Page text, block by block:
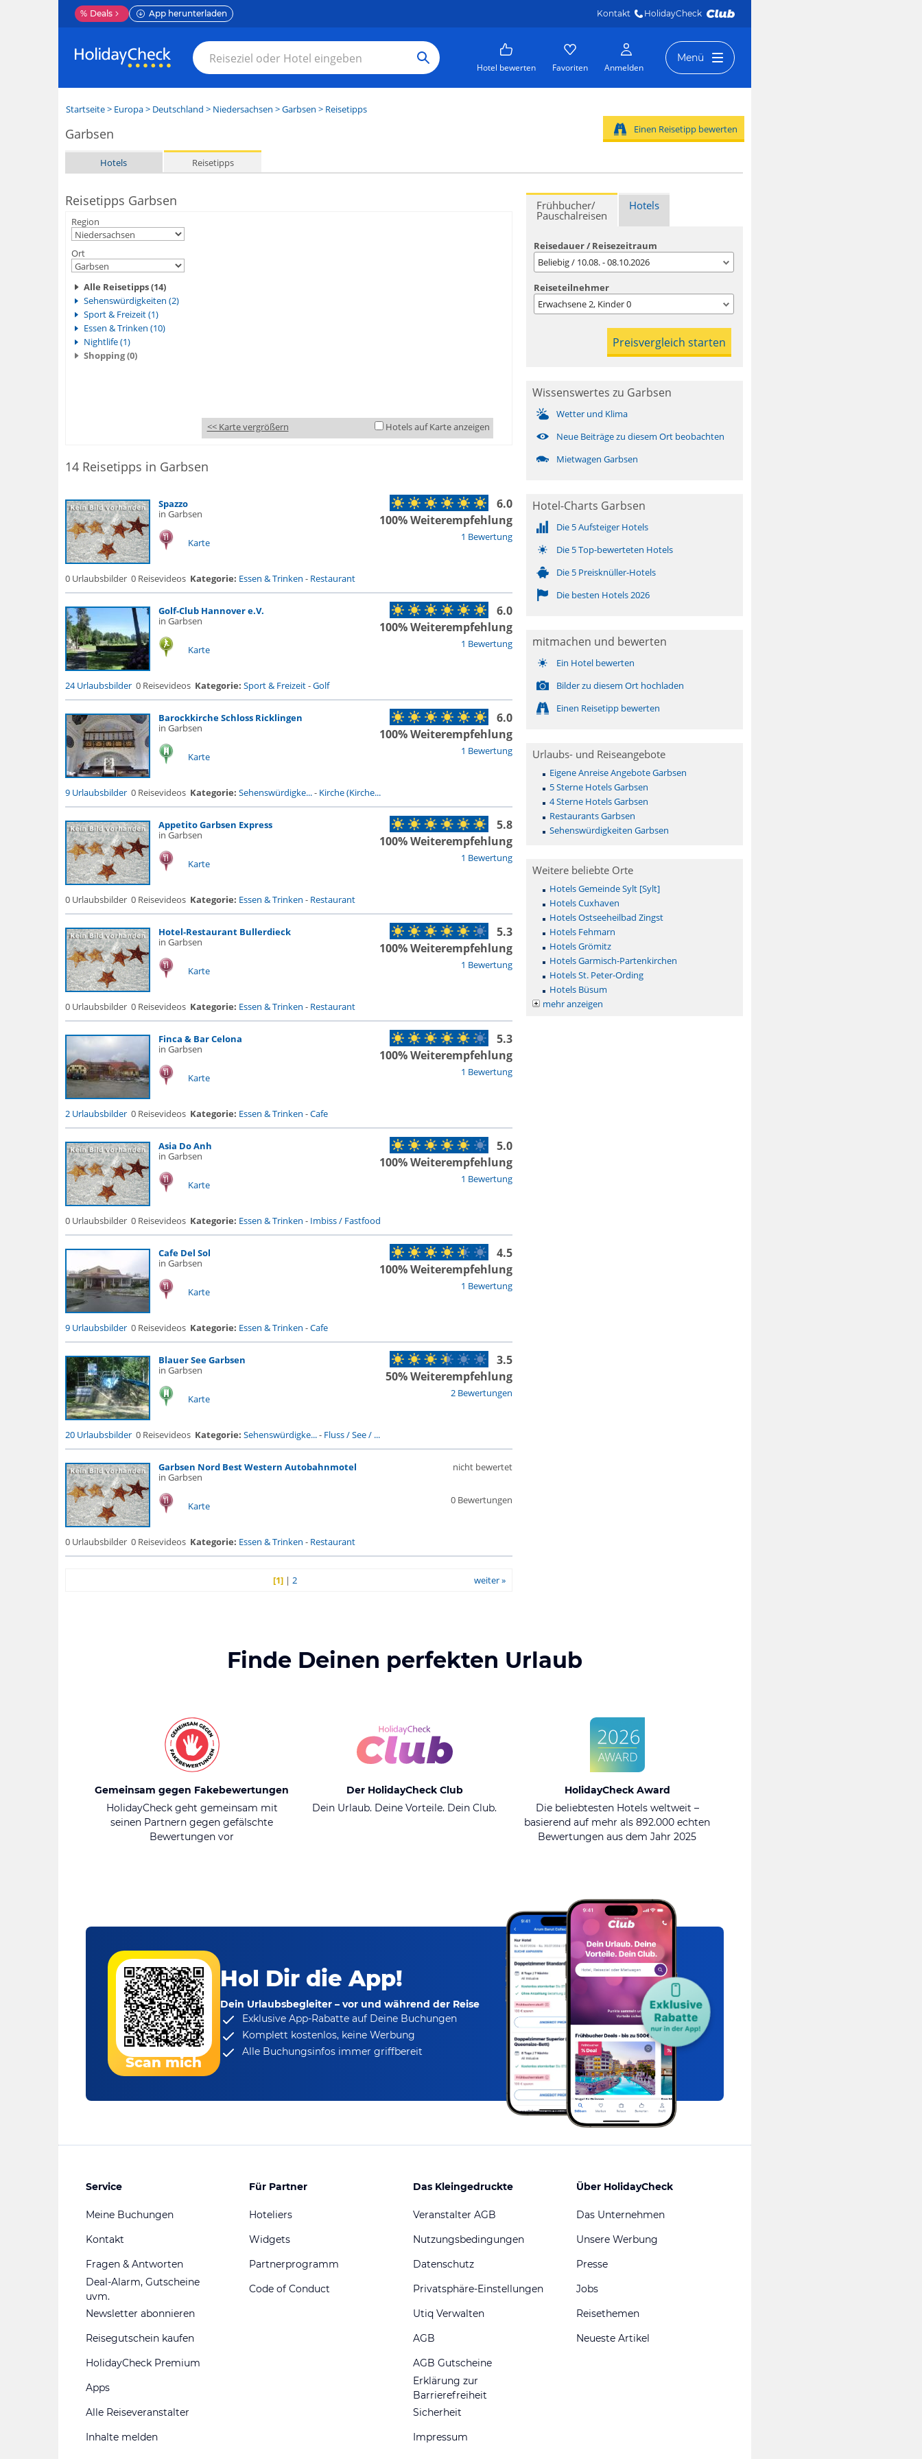
% Deals App herunterladen Kontakt HolidayCheck
Hotel bewerten Favoriten Anmelden
Menü
Startseite> Europa> Deutschland > Niedersachsen >Garbsen > Reisetipps
Garbsen
Hotels Reisetipps
Einen Reisetipp bewerten
Reisetipps Garbsen
Region
Ort
Alle Reisetipps (14)
Sehenswürdigkeiten (2)
Sport & Freizeit (1)
Essen & Trinken (10)
Nightlife (1)
Shopping (0)
<< Karte vergrößern Hotels auf Karte anzeigen
14 Reisetipps in Garbsen
Spazzo
in Garbsen
Karte 1 Bewertung
6.0
100% Weiterempfehlung
0 Urlaubsbilder 0 Reisevideos Kategorie: Essen & Trinken - Restaurant
Golf-Club Hannover e.V.
in Garbsen
Karte 1 Bewertung
6.0
100% Weiterempfehlung
24 Urlaubsbilder 0 Reisevideos Kategorie: Sport & Freizeit-Golf
Barockkirche Schloss Ricklingen
in Garbsen
Karte 1 Bewertung
6.0
100% Weiterempfehlung
9 Urlaubsbilder 0 Reisevideos Kategorie: Sehenswürdigke...- Kirche (Kirche...
Appetito Garbsen Express
in Garbsen
Karte 1 Bewertung
5.8
100% Weiterempfehlung
0 Urlaubsbilder 0 Reisevideos Kategorie: Essen & Trinken - Restaurant
Hotel-Restaurant Bullerdieck
in Garbsen
Karte 1 Bewertung
5.3
100% Weiterempfehlung
0 Urlaubsbilder 0 Reisevideos Kategorie: Essen & Trinken - Restaurant
Finca & Bar Celona
in Garbsen
Karte 1 Bewertung
5.3
100% Weiterempfehlung
2 Urlaubsbilder 0 Reisevideos Kategorie: Essen & Trinken -Cafe
Asia Do Anh
in Garbsen
Karte 1 Bewertung
5.0
100% Weiterempfehlung
0 Urlaubsbilder 0 Reisevideos Kategorie: Essen & Trinken - Imbiss / Fastfood
Cafe Del Sol
in Garbsen
Karte 1 Bewertung
4.5
100% Weiterempfehlung
9 Urlaubsbilder 0 Reisevideos Kategorie: Essen & Trinken -Cafe
Blauer See Garbsen
in Garbsen
Karte 2 Bewertungen
3.5
50% Weiterempfehlung
20 Urlaubsbilder 0 Reisevideos Kategorie: Sehenswürdigke...- Fluss / See / ...
Garbsen Nord Best Western Autobahnmotel
in Garbsen
Karte 0 Bewertungen
nicht bewertet
0 Urlaubsbilder 0 Reisevideos Kategorie: Essen & Trinken - Restaurant
[1]| 2 weiter »
Frühbucher/
Pauschalreisen
Hotels
Reisedauer / Reisezeitraum
Beliebig / 10.08. - 08.10.2026
Reiseteilnehmer
Erwachsene2, Kinder0
Wissenswertes zu Garbsen
Wetter und Klima
Neue Beiträge zu diesem Ort beobachten
Mietwagen Garbsen
Hotel-Charts Garbsen
Die 5 Aufsteiger Hotels
Die 5 Top-bewerteten Hotels
Die 5 Preisknüller-Hotels
Die besten Hotels 2026
mitmachen und bewerten
Ein Hotel bewerten
Bilder zu diesem Ort hochladen
Einen Reisetipp bewerten
Urlaubs- und Reiseangebote
Eigene Anreise Angebote Garbsen
5 Sterne Hotels Garbsen
4 Sterne Hotels Garbsen
Restaurants Garbsen
Sehenswürdigkeiten Garbsen
Weitere beliebte Orte
Hotels Gemeinde Sylt [Sylt]
Hotels Cuxhaven
Hotels Ostseeheilbad Zingst
Hotels Fehmarn
Hotels Grömitz
Hotels Garmisch-Partenkirchen
Hotels St. Peter-Ording
Hotels Büsum
mehr anzeigen
Finde Deinen perfekten Urlaub
Gemeinsam gegen Fakebewertungen
HolidayCheck geht gemeinsam mit
seinen Partnern gegen gefälschte
Bewertungen vor
Der HolidayCheck Club
Dein Urlaub. Deine Vorteile. Dein Club.
HolidayCheck Award
Die beliebtesten Hotels weltweit –
basierend auf mehr als 892.000 echten
Bewertungen aus dem Jahr 2025
Scan mich
Hol Dir die App!
Dein Urlaubsbegleiter – vor und während der Reise
Exklusive App-Rabatteauf Deine Buchungen
Komplett kostenlos, keine Werbung
Alle Buchungsinfos immer griffbereit
Service
Meine Buchungen
Kontakt
Fragen & Antworten
Deal-Alarm, Gutscheine
uvm.
Newsletter abonnieren
Reisegutschein kaufen
HolidayCheck Premium
Apps
Alle Reiseveranstalter
Inhalte melden
Für Partner
Hoteliers
Widgets
Partnerprogramm
Code of Conduct
Das Kleingedruckte
Veranstalter AGB
Nutzungsbedingungen
Datenschutz
Privatsphäre-Einstellungen
Utiq Verwalten
AGB
AGB Gutscheine
Erklärung zur
Barrierefreiheit
Sicherheit
Impressum
Über HolidayCheck
Das Unternehmen
Unsere Werbung
Presse
Jobs
Reisethemen
Neueste Artikel